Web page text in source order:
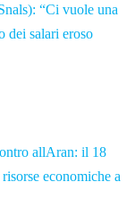
“Ci vuole una
dei salari eroso
allAran: il 18
economiche a